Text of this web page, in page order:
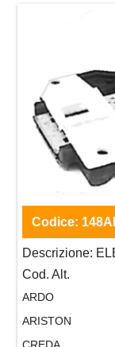
Codice:
Descrizione:
Cod. Alt.
ARDO
ARISTON